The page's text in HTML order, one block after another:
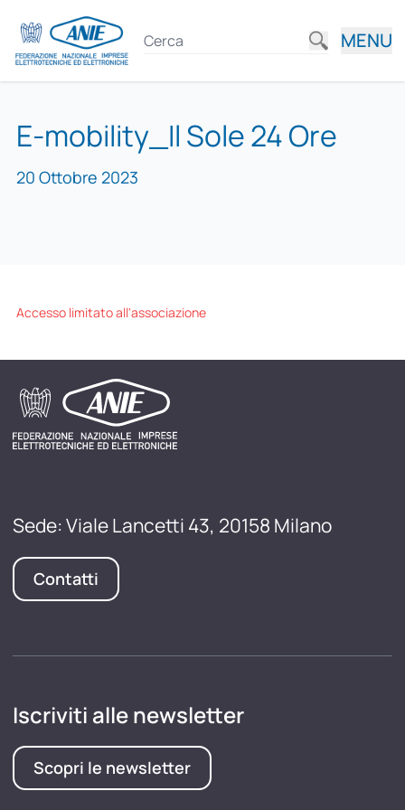
MENU
E-mobility_Il Sole 24 Ore
20 Ottobre 2023
Accesso limitato all'associazione
Sede: Viale Lancetti 43, 20158 Milano
Contatti
Iscriviti alle newsletter
Scopri le newsletter